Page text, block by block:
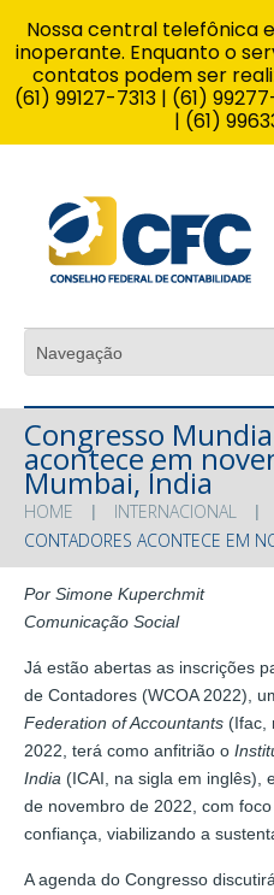
Congresso
acontece em
Mumbai, Índia
HOME INTERNACIONAL
CONTADORES ACONTECE EM
Por Simone Kuperchmit
Comunicação Social
Já estão abertas as inscrições
de Contadores (WCOA 2022),
Federation of Accountants (Ifac,
2022, terá como anfitrião o
India (ICAI, na sigla em inglês),
de novembro de 2022, com
confiança, viabilizando a
A agenda do Congresso
Nossa central telefônica
inoperante. Enquanto o
contatos podem ser
(61) 99127-7313 | (61)
| (61)